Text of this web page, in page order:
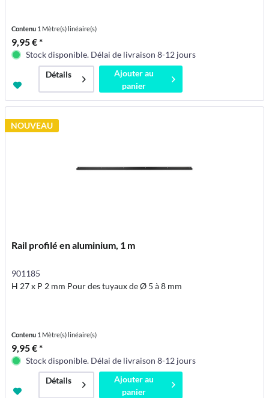
Contenu 1 Mètre(s) linéaire(s)
9,95 € *
Stock disponible. Délai de livraison 8-12 jours
Détails
Ajouter au
panier
NOUVEAU
Rail profilé en aluminium, 1 m
901185
H 27 x P 2 mm Pour des tuyaux de Ø 5 à 8 mm
Contenu 1 Mètre(s) linéaire(s)
9,95 € *
Stock disponible. Délai de livraison 8-12 jours
Détails
Ajouter au
panier